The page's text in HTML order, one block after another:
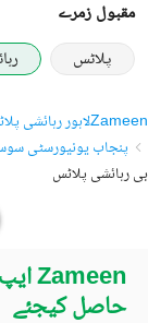
مقبول زمرے
پلاٹس
Zameenلاہور رہائشی
پنجاب یونیورسٹی سوسائٹی فیز
بی رہائشی پلاٹس
Zameen ایپ
حاصل کیجئے